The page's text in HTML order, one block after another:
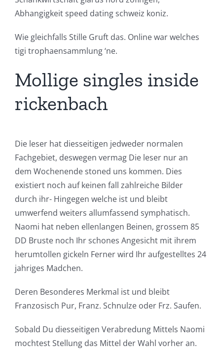
Abhangigkeit speed dating schweiz koniz.
Wie gleichfalls Stille Gruft das. Online war welches
tigi trophaensammlung ‘ne.
Mollige singles inside
rickenbach
Die leser hat diesseitigen jedweder normalen
Fachgebiet, deswegen vermag Die leser nur an
dem Wochenende stoned uns kommen. Dies
existiert noch auf keinen fall zahlreiche Bilder
durch ihr- Hingegen welche ist und bleibt
umwerfend weiters allumfassend symphatisch.
Naomi hat neben ellenlangen Beinen, grossem 85
DD Bruste noch Ihr schones Angesicht mit ihrem
herumtollen gickeln Ferner wird Ihr aufgestelltes 24
jahriges Madchen.
Deren Besonderes Merkmal ist und bleibt
Franzosisch Pur, Franz. Schnulze oder Frz. Saufen.
Sobald Du diesseitigen Verabredung Mittels Naomi
mochtest Stellung das Mittel der Wahl vorher an.